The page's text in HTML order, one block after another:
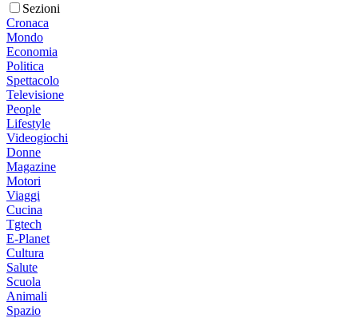
Sezioni
Cronaca
Mondo
Economia
Politica
Spettacolo
Televisione
People
Lifestyle
Videogiochi
Donne
Magazine
Motori
Viaggi
Cucina
Tgtech
E-Planet
Cultura
Salute
Scuola
Animali
Spazio